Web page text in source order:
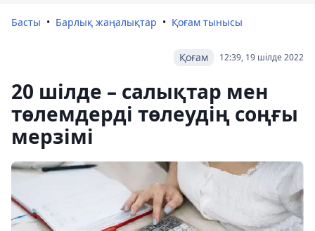
Басты Барлық жаңалықтар Қоғам тынысы
12:39, 19 шілде 2022
Қоғам
20 шілде – салықтар мен
төлемдерді төлеудің соңғы
мерзімі